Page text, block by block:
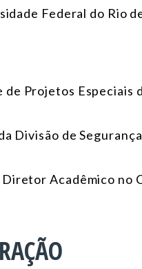
Federal do Rio
de Projetos Especiais
Divisão de
Diretor Acadêmico no